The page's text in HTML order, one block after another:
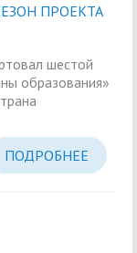
ПРОЕКТА
шестой
образования»
ПОДРОБНЕЕ